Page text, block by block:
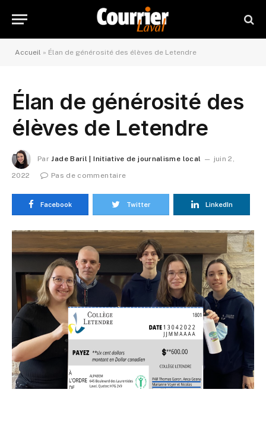
Accueil » Élan de générosité des élèves de Letendre
Élan de générosité des
élèves de Letendre
Par Jade Baril | Initiative de journalisme local
juin 2,
2022
Pas de commentaire
Facebook Twitter LinkedIn